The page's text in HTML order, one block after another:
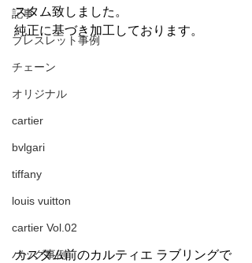
記事
ブレスレット事例
チェーン
オリジナル
cartier
bvlgari
tiffany
louis vuitton
cartier Vol.02
バッグ事例
スタム致しました。
純正に基づき加工しております。
カスタム前のカルティエ ラブリングで